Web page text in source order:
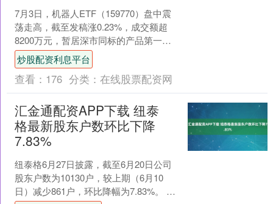
7月3日，机器人ETF（159770）盘中震
荡走高，截至发稿涨0.23%，成交额超
8200万元，暂居深市同标的产品第一。
成分股中，燕麦科技、禾川科技涨超
4%，....
炒股配资利息平台
查看： 176 分类： 在线股票配资网
汇金通配资APP下载 纽泰
格最新股东户数环比下降
7.83%
纽泰格6月27日披露，截至6月20日公司
股东户数为10130户，较上期（6月10
日）减少861户，环比降幅为7.83%。 证